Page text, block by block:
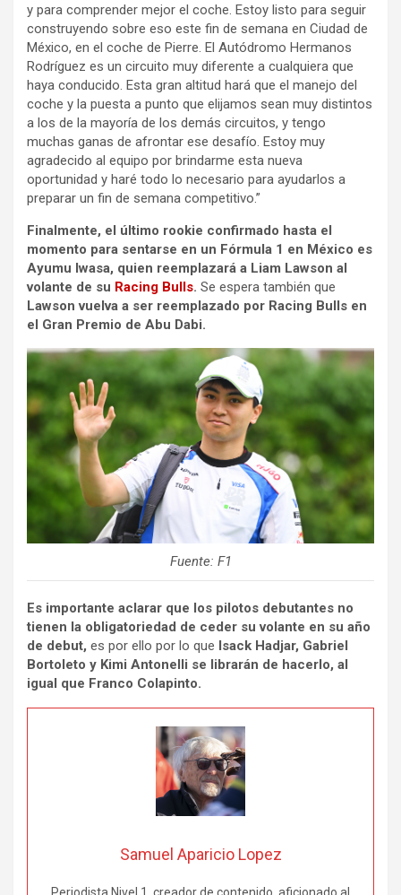
y para comprender mejor el coche. Estoy listo para seguir
construyendo sobre eso este fin de semana en Ciudad de
México, en el coche de Pierre. El Autódromo Hermanos
Rodríguez es un circuito muy diferente a cualquiera que
haya conducido. Esta gran altitud hará que el manejo del
coche y la puesta a punto que elijamos sean muy distintos
a los de la mayoría de los demás circuitos, y tengo
muchas ganas de afrontar ese desafío. Estoy muy
agradecido al equipo por brindarme esta nueva
oportunidad y haré todo lo necesario para ayudarlos a
preparar un fin de semana competitivo.”
Finalmente, el último rookie confirmado hasta el
momento para sentarse en un Fórmula 1 en México es
Ayumu Iwasa, quien reemplazará a Liam Lawson al
volante de su Racing Bulls. Se espera también que
Lawson vuelva a ser reemplazado por Racing Bulls en
el Gran Premio de Abu Dabi.
Fuente: F1
Es importante aclarar que los pilotos debutantes no
tienen la obligatoriedad de ceder su volante en su año
de debut, es por ello por lo que Isack Hadjar, Gabriel
Bortoleto y Kimi Antonelli se librarán de hacerlo, al
igual que Franco Colapinto.
Samuel Aparicio Lopez